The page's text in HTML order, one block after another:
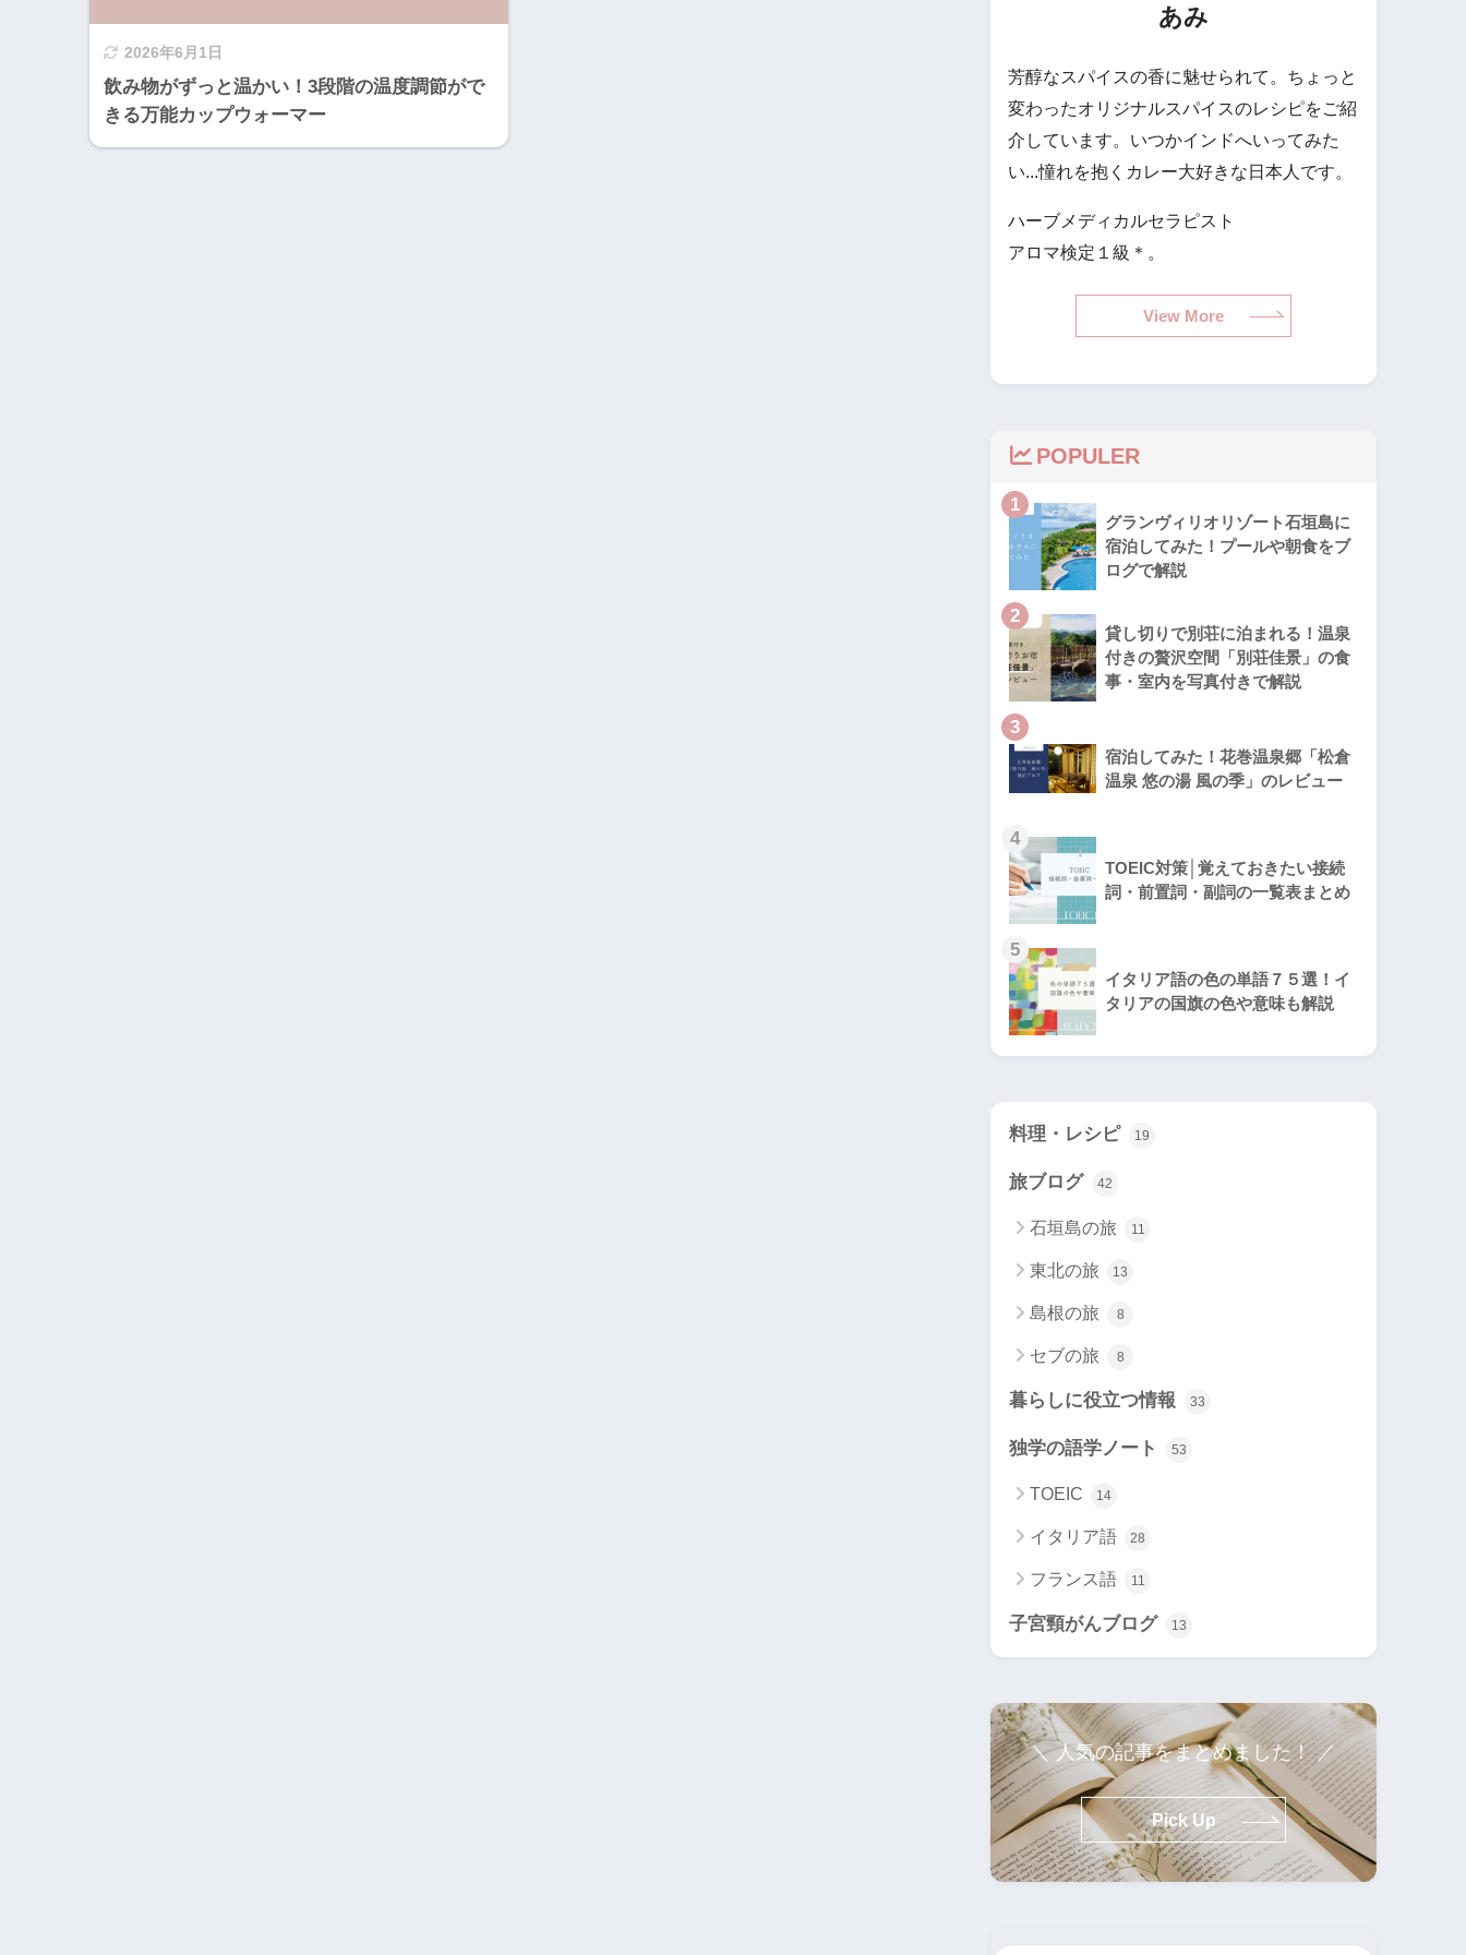
2026年6月1日
飲み物がずっと温かい！3段階の温度調節がで
きる万能カップウォーマー
あみ
芳醇なスパイスの香に魅せられて。ちょっと
変わったオリジナルスパイスのレシピをご紹
介しています。いつかインドへいってみた
い...憧れを抱くカレー大好きな日本人です。
ハーブメディカルセラピスト
アロマ検定１級＊。
View More
POPULER
1
グランヴィリオリゾート石垣島に
宿泊してみた！プールや朝食をブ
ログで解説
2
貸し切りで別荘に泊まれる！温泉
付きの贅沢空間「別荘佳景」の食
事・室内を写真付きで解説
3
宿泊してみた！花巻温泉郷「松倉
温泉 悠の湯 風の季」のレビュー
4
TOEIC対策│覚えておきたい接続
詞・前置詞・副詞の一覧表まとめ
5
イタリア語の色の単語７５選！イ
タリアの国旗の色や意味も解説
料理・レシピ 19
旅ブログ 42
石垣島の旅 11
東北の旅 13
島根の旅 8
セブの旅 8
暮らしに役立つ情報 33
独学の語学ノート 53
TOEIC 14
イタリア語 28
フランス語 11
子宮頸がんブログ 13
＼ 人気の記事をまとめました！ ／
Pick Up